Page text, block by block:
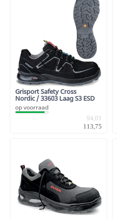
Grisport Safety Cross
Nordic / 33603 Laag S3 ESD
op voorraad
94,01
113,75